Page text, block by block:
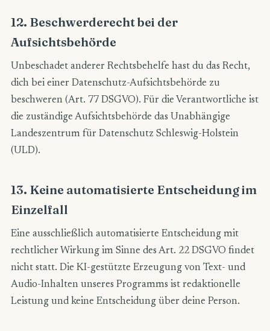
12. Beschwerderecht bei der
Aufsichtsbehörde
Unbeschadet anderer Rechtsbehelfe hast du das Recht,
dich bei einer Datenschutz-Aufsichtsbehörde zu
beschweren (Art. 77 DSGVO). Für die Verantwortliche ist
die zuständige Aufsichtsbehörde das Unabhängige
Landeszentrum für Datenschutz Schleswig-Holstein
(ULD).
13. Keine automatisierte Entscheidung im
Einzelfall
Eine ausschließlich automatisierte Entscheidung mit
rechtlicher Wirkung im Sinne des Art. 22 DSGVO findet
nicht statt. Die KI-gestützte Erzeugung von Text- und
Audio-Inhalten unseres Programms ist redaktionelle
Leistung und keine Entscheidung über deine Person.